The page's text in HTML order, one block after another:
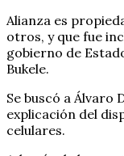
Alianza es
otros, y que fue
gobierno de
Bukele.
Se buscó a Álvaro
explicación del
celulares.